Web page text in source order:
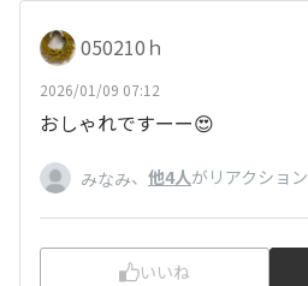
050210ｈ
2026/01/09 07:12
おしゃれですーー😍
みなみ、 他4人がリアクション
いいね